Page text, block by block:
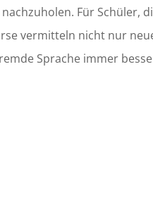
Für Schüler,
vermitteln nicht nur
Sprache immer